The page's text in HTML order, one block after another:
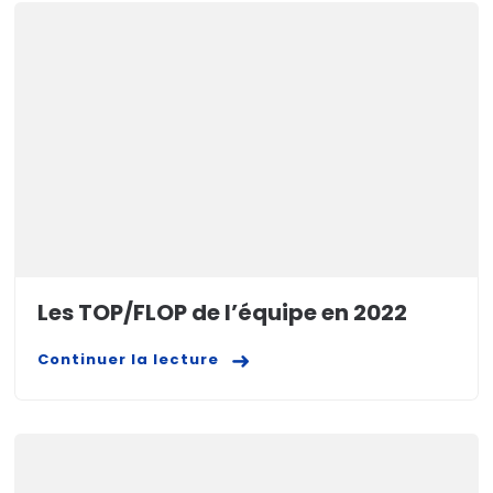
Les TOP/FLOP de l’équipe en 2022
Continuer la lecture